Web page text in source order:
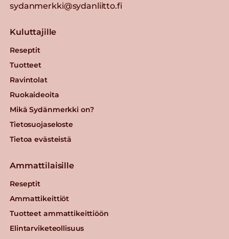
sydanmerkki@sydanliitto.fi
Kuluttajille
Reseptit
Tuotteet
Ravintolat
Ruokaideoita
Mikä Sydänmerkki on?
Tietosuojaseloste
Tietoa evästeistä
Ammattilaisille
Reseptit
Ammattikeittiöt
Tuotteet ammattikeittiöön
Elintarviketeollisuus